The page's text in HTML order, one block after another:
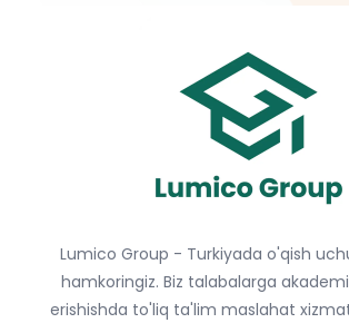
Lumico Group - Turkiyada o'qish
hamkoringiz. Biz talabalarga
erishishda to'liq ta'lim maslahat